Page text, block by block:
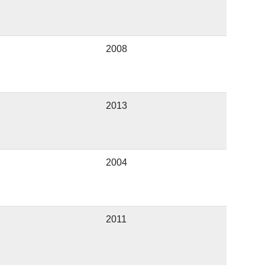
2008
2013
2004
2011